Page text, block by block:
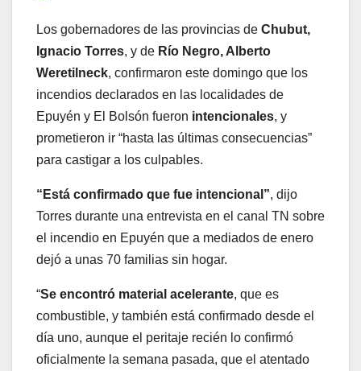
Los gobernadores de las provincias de Chubut,
Ignacio Torres, y de Río Negro, Alberto
Weretilneck, confirmaron este domingo que los
incendios declarados en las localidades de
Epuyén y El Bolsón fueron intencionales, y
prometieron ir “hasta las últimas consecuencias”
para castigar a los culpables.
“Está confirmado que fue intencional”, dijo
Torres durante una entrevista en el canal TN sobre
el incendio en Epuyén que a mediados de enero
dejó a unas 70 familias sin hogar.
“Se encontró material acelerante, que es
combustible, y también está confirmado desde el
día uno, aunque el peritaje recién lo confirmó
oficialmente la semana pasada, que el atentado